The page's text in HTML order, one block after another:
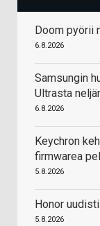
Doom pyörii
6.8.2026
Samsungin
Ultrasta
6.8.2026
Keychron
firmwarea
5.8.2026
Honor
5.8.2026